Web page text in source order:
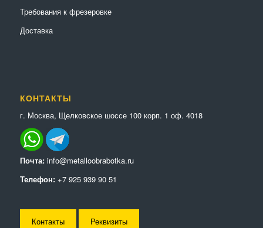
Требования к фрезеровке
Доставка
КОНТАКТЫ
г. Москва, Щелковское шоссе 100 корп. 1 оф. 4018
Почта: info@metalloobrabotka.ru
Телефон: +7 925 939 90 51
Контакты Реквизиты